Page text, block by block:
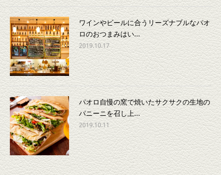
ワインやビールに合うリーズナブルなパオ
ロのおつまみはい...
2019.10.17
パオロ自慢の窯で焼いたサクサクの生地の
パニーニを召し上...
2019.10.11